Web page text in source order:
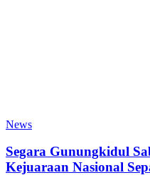
News
Segara Gunungkidul
Kejuaraan Nasional